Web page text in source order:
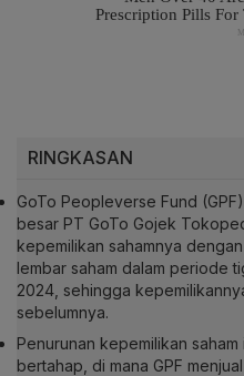
RINGKASAN
GoTo Peopleverse Fund
besar PT GoTo Gojek
kepemilikan sahamnya
lembar saham dalam periode
2024, sehingga
sebelumnya.
Penurunan kepemilikan
bertahap, di mana GPF